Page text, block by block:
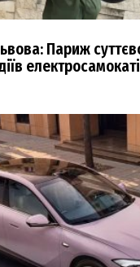
Париж